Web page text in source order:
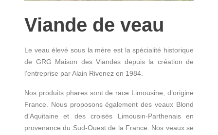
Viande de veau
Le veau élevé sous la mère est la spécialité historique
de GRG Maison des Viandes depuis la création de
l’entreprise par Alain Rivenez en 1984.
Nos produits phares sont de race Limousine, d’origine
France. Nous proposons également des veaux Blond
d’Aquitaine et des croisés Limousin-Parthenais en
provenance du Sud-Ouest de la France. Nos veaux se